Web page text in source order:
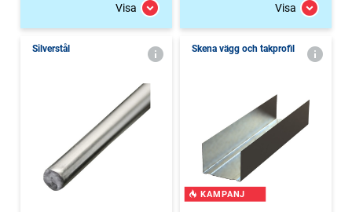
Visa Visa
Silverstål Skena vägg och takprofil
KAMPANJ